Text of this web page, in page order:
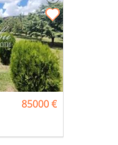
85000 €